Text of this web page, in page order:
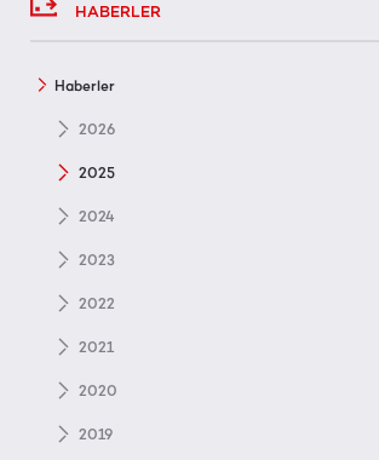
HABERLER
Haberler
2026
2025
2024
2023
2022
2021
2020
2019